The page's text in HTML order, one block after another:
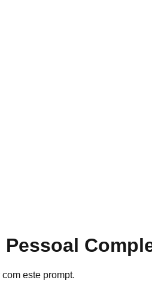
este prompt.